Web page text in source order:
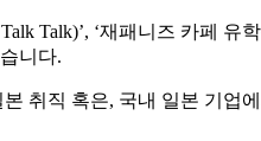
Talk)’, ‘재패니즈 카페 유
니다.
취직 혹은, 국내 일본 기업